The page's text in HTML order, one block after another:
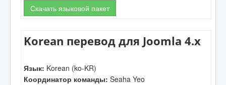
Скачать языковой пакет
Korean перевод для Joomla 4.x
Язык: Korean (ko-KR)
Координатор команды: Seaha Yeo